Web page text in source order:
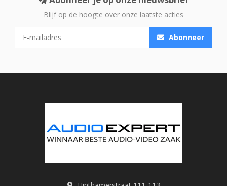
Blijf op de hoogte over onze laatste acties
Abonneer